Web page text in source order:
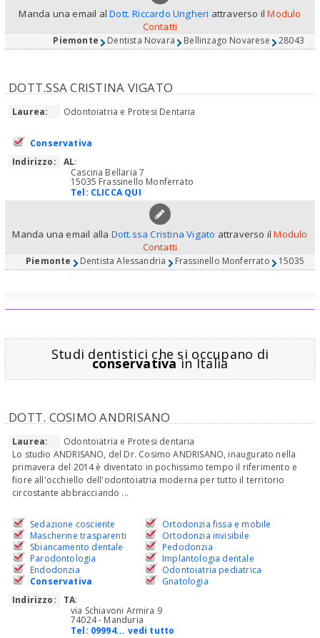
Manda una email alDott. Riccardo Ungheri attraverso ilModulo
Contatti
Piemonte Dentista Novara Bellinzago Novarese 28043
DOTT.SSA CRISTINA VIGATO
Laurea: Odontoiatria e Protesi Dentaria
Conservativa
Indirizzo:
AL:
Cascina Bellaria 7
15035 Frassinello Monferrato
Tel: CLICCA QUI
Manda una email alla Dott.ssa Cristina Vigato attraverso ilModulo
Contatti
Piemonte Dentista Alessandria Frassinello Monferrato 15035
Studi dentistici che si occupano di
conservativain Italia
DOTT. COSIMO ANDRISANO
Laurea:
Odontoiatria e Protesi dentaria
Lo studio ANDRISANO, del Dr. Cosimo ANDRISANO, inaugurato nella
primavera del 2014 è diventato in pochissimo tempo il riferimento e
fiore all'occhiello dell'odontoiatria moderna per tutto il territorio
circostante abbracciando ...
Sedazione cosciente
Mascherine trasparenti
Sbiancamento dentale
Parodontologia
Endodonzia
Conservativa
Ortodonzia fissa e mobile
Ortodonzia invisibile
Pedodonzia
Implantologia dentale
Odontoiatria pediatrica
Gnatologia
Indirizzo:
TA:
via Schiavoni Armira 9
74024 - Manduria
Tel: 09994... vedi tutto